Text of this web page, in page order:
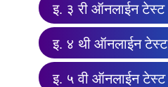
इ. ३ री ऑनलाईन टेस्ट
इ. ४ थी ऑनलाईन टेस्ट
इ. ५ वी ऑनलाईन टेस्ट